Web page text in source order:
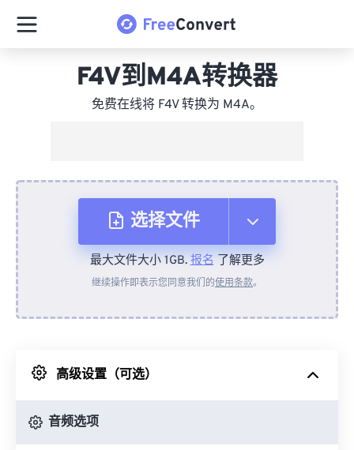
F4V到M4A转换器
免费在线将 F4V 转换为 M4A。
选择文件
从设备
来自 Google Drive
最大文件大小 1GB.报名了解更多
继续操作即表示您同意我们的使用条款。
高级设置（可选）
音频选项